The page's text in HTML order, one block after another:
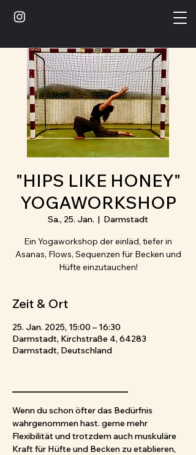
"HIPS LIKE HONEY"
YOGAWORKSHOP
Sa., 25. Jan.
  |
Darmstadt
Ein Yogaworkshop der einläd, tiefer in
Asanas, Flows, Sequenzen für Becken und
Hüfte einzutauchen!
Zeit & Ort
25. Jan. 2025, 15:00 – 16:30
Darmstadt, Kirchstraße 4, 64283
Darmstadt, Deutschland
Wenn du schon öfter das Bedürfnis
wahrgenommen hast. gerne mehr
Flexibilität und trotzdem auch muskuläre
Kraft für Hüfte und Becken zu etablieren,